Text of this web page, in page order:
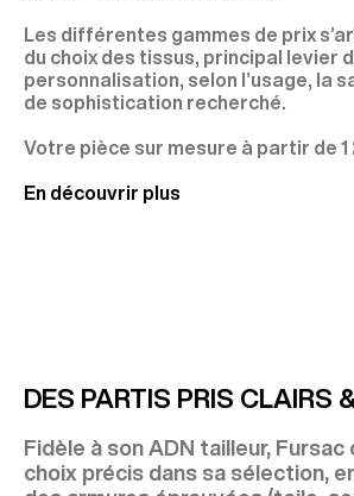
Les différentes gammes de prix
du choix des tissus, principal levier
personnalisation, selon l’usage, la
de sophistication recherché.
Votre pièce sur mesure à partir de 1
En découvrir plus
DES PARTIS PRIS CLAIRS
Fidèle à son ADN tailleur, Fursac
choix précis dans sa sélection,